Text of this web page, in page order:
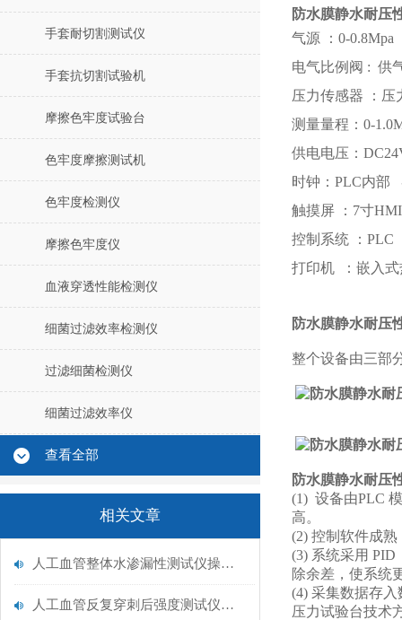
手套耐切割测试仪
手套抗切割试验机
摩擦色牢度试验台
色牢度摩擦测试机
色牢度检测仪
摩擦色牢度仪
血液穿透性能检测仪
细菌过滤效率检测仪
过滤细菌检测仪
细菌过滤效率仪
查看全部
相关文章
人工血管整体水渗漏性测试仪操作中最容易出错的步骤
人工血管反复穿刺后强度测试仪是什么？透析患者的“生命管“质量靠它把关！
防水膜静水耐压
气源 ： 0-0.8Mpa
电气比例阀 : 供
压力传感器 ：压
测量量程： 0-
供电电压：
时钟： PLC内部
触摸屏 ： 7寸HMI
控制系统 ： PLC
打印机 ：嵌入式
防水膜静水耐压
整个设备由三部
防水膜静水耐压
(1) 设备由PLC
高。
(2) 控制软件成熟
(3) 系统采用 PID
除余差，使系统
(4) 采集数据存入
压力试验台技术